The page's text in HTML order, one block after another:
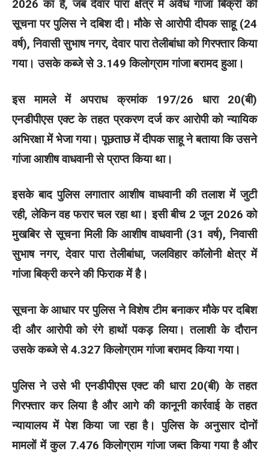
2026 का है, जब देवार पारा क्षेत्र में अवैध गांजा बिक्री की
सूचना पर पुलिस ने दबिश दी। मौके से आरोपी दीपक साहू (24
वर्ष), निवासी सुभाष नगर, देवार पारा तेलीबांधा को गिरफ्तार किया
गया। उसके कब्जे से 3.149 किलोग्राम गांजा बरामद हुआ।
इस मामले में अपराध क्रमांक 197/26 धारा 20(बी)
एनडीपीएस एक्ट के तहत प्रकरण दर्ज कर आरोपी को न्यायिक
अभिरक्षा में भेजा गया। पूछताछ में दीपक साहू ने बताया कि उसने
गांजा आशीष वाधवानी से प्राप्त किया था।
इसके बाद पुलिस लगातार आशीष वाधवानी की तलाश में जुटी
रही, लेकिन वह फरार चल रहा था। इसी बीच 2 जून 2026 को
मुखबिर से सूचना मिली कि आशीष वाधवानी (31 वर्ष), निवासी
सुभाष नगर, देवार पारा तेलीबांधा, जलविहार कॉलोनी क्षेत्र में
गांजा बिक्री करने की फिराक में है।
सूचना के आधार पर पुलिस ने विशेष टीम बनाकर मौके पर दबिश
दी और आरोपी को रंगे हाथों पकड़ लिया। तलाशी के दौरान
उसके कब्जे से 4.327 किलोग्राम गांजा बरामद किया गया।
पुलिस ने उसे भी एनडीपीएस एक्ट की धारा 20(बी) के तहत
गिरफ्तार कर लिया है और आगे की कानूनी कार्रवाई के तहत
न्यायालय में पेश किया जा रहा है। पुलिस के अनुसार दोनों
मामलों में कुल 7.476 किलोग्राम गांजा जब्त किया गया है और